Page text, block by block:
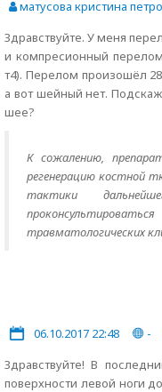
матусова кристина
Здравствуйте. У меня
и компресионный
т4). Перелом произошёл
а вот шейный нет.
шее?
К сожалению,
регенерацию костной
тактики
травматологических
06.10.2017 22:48 -
Здравствуйте! В
поверхности левой ноги